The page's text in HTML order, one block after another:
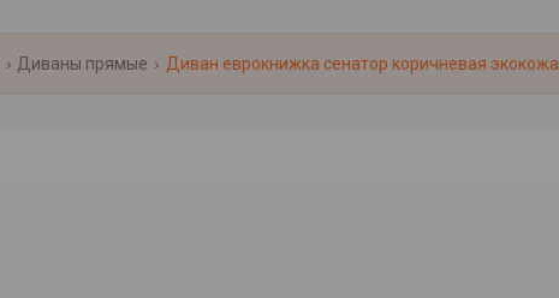
Диваны прямые Диван еврокнижка сенатор коричневая экокожа